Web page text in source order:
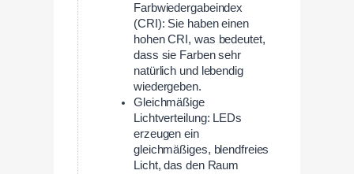
Farbwiedergabeindex
(CRI): Sie haben einen
hohen CRI, was bedeutet,
dass sie Farben sehr
natürlich und lebendig
wiedergeben.
Gleichmäßige
Lichtverteilung: LEDs
erzeugen ein
gleichmäßiges, blendfreies
Licht, das den Raum